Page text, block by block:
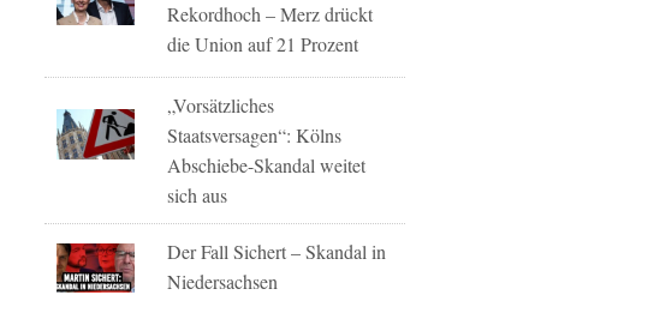
Rekordhoch – Merz drückt
die Union auf 21 Prozent
„Vorsätzliches
Staatsversagen“: Kölns
Abschiebe-Skandal weitet
sich aus
Der Fall Sichert – Skandal in
Niedersachsen